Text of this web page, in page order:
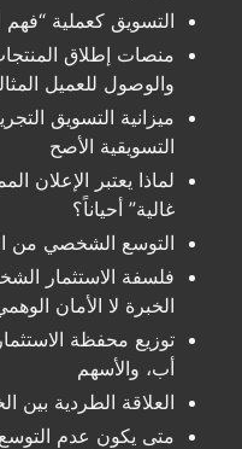
التسويق كعملية
والوصول للعميل
ميزانية التسويق
التسويقية الأصح
لماذا يعتبر الإعلان
غالية” أحياناً؟
التوسع الشخصي من
فلسفة الاستثمار
الخبرة لا الأمان
توزيع محفظة
أب، والأسهم
العلاقة الطردية بين